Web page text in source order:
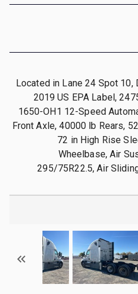
Located in Lane 24 Spot 10,
2019 US EPA Label,
1650-OH1 12-Speed
Front Axle, 40000 lb Rears,
72 in High Rise
Wheelbase, Air
295/75R22.5, Air